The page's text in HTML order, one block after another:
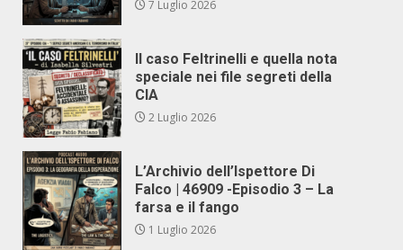
7 Luglio 2026
Il caso Feltrinelli e quella nota
speciale nei file segreti della
CIA
2 Luglio 2026
L’Archivio dell’Ispettore Di
Falco | 46909 -Episodio 3 – La
farsa e il fango
1 Luglio 2026